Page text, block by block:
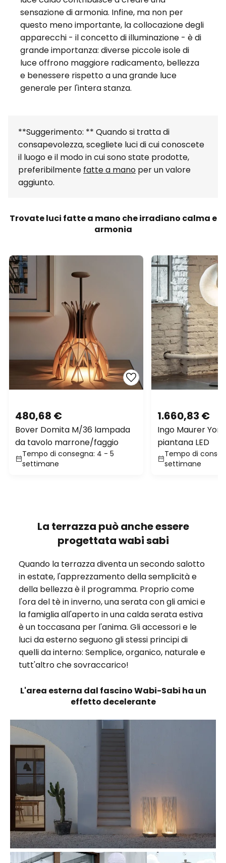
sensazione di armonia. Infine, ma non per
questo meno importante, la collocazione degli
apparecchi - il concetto di illuminazione - è di
grande importanza: diverse piccole isole di
luce offrono maggiore radicamento, bellezza
e benessere rispetto a una grande luce
generale per l'intera stanza.
**Suggerimento: ** Quando si tratta di
consapevolezza, scegliete luci di cui conoscete
il luogo e il modo in cui sono state prodotte,
preferibilmente fatte a mano per un valore
aggiunto.
Trovate luci fatte a mano che irradiano calma e
armonia
480,68 €
Bover Domita M/36 lampada
da tavolo marrone/faggio
Tempo di consegna: 4 - 5
settimane
1.660,83 €
Ingo Maurer
piantana LED
Tempo di
settimane
La terrazza può anche essere
progettata wabi sabi
Quando la terrazza diventa un secondo salotto
in estate, l'apprezzamento della semplicità e
della bellezza è il programma. Proprio come
l'ora del tè in inverno, una serata con gli amici e
la famiglia all'aperto in una calda serata estiva
è un toccasana per l'anima. Gli accessori e le
luci da esterno seguono gli stessi principi di
quelli da interno: Semplice, organico, naturale e
tutt'altro che sovraccarico!
L'area esterna dal fascino Wabi-Sabi ha un
effetto decelerante